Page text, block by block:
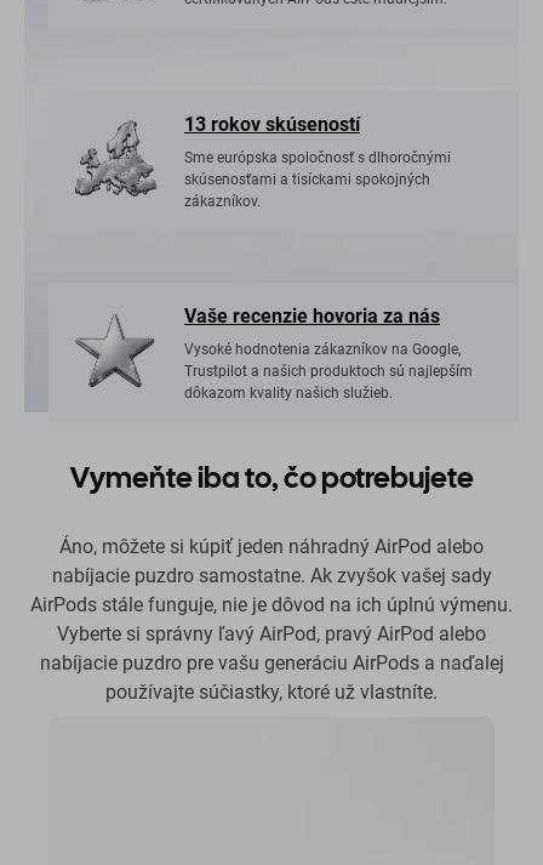
13 rokov skúseností
Sme európska spoločnosť s dlhoročnými
skúsenosťami a tisíckami spokojných
zákazníkov.
Vaše recenzie hovoria za nás
Vysoké hodnotenia zákazníkov na Google,
Trustpilot a našich produktoch sú najlepším
dôkazom kvality našich služieb.
Vymeňte iba to, čo potrebujete
Áno, môžete si kúpiť jeden náhradný AirPod alebo
nabíjacie puzdro samostatne. Ak zvyšok vašej sady
AirPods stále funguje, nie je dôvod na ich úplnú výmenu.
Vyberte si správny ľavý AirPod, pravý AirPod alebo
nabíjacie puzdro pre vašu generáciu AirPods a naďalej
používajte súčiastky, ktoré už vlastníte.